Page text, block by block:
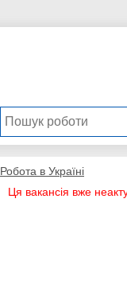
Робота в Україні
Ця вакансія вже